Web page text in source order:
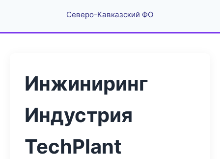
Северо-Кавказский ФО
Инжиниринг
Индустрия
TechPlant